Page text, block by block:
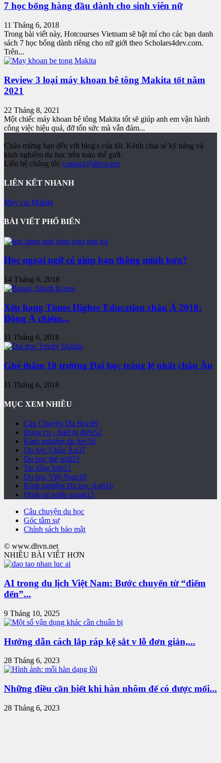
7 học bổng hàng đầu dành cho sinh viên nữ
11 Tháng 6, 2018
Trong bài viết này, Hotcourses Vietnam sẽ bật mí cho các bạn danh
sách 7 học bổng dành riêng cho nữ giới theo Scholars4dev.com.
Trên...
Review 3 loại máy khoan bê tông Makita tốt năm
2021
22 Tháng 8, 2021
Một chiếc máy khoan bê tông Makita tốt sẽ giúp anh em vận hành
công việc hiệu quả, đỡ tốn sức mà vẫn đảm...
Chào mừng bạn đến với blog's của tôi. Kênh chia sẻ kỹ năng và
kinh nghiệm du học trên toàn thế giới.
Liên hệ chúng tôi: contact@dhvn.net
LIÊN KẾT NHANH
May cat Makita
BÀI VIẾT PHỔ BIẾN
Học ngoại ngữ có giúp bạn thông minh hơn?
14 Tháng 6, 2018
Xếp hạng Times Higher Education châu Á 2018:
Đông Á chiếm...
11 Tháng 6, 2018
Ghé thăm 10 trường Đại học tráng lệ nhất châu Âu
11 Tháng 6, 2018
MỤC XEM NHIỀU
Câu Chuyện Du Học89
Dụng cụ - thiết bị điện52
Kinh nghiệm du học50
Du học Châu Âu37
Du học thế giới21
Tin tổng hợp21
Du học Việt Nam18
Kinh nghiệm Du học Anh16
Định cư nước ngoài15
Câu chuyện du học
Góc tâm sự
Chính sách bảo mật
© www.dhvn.net
NHIỀU BÀI VIẾT HƠN
AI trong du lịch Việt Nam: Bước chuyển từ “điểm
đến”...
9 Tháng 10, 2025
Hướng dẫn cách lắp ráp kệ sắt v lỗ đơn giản,...
28 Tháng 6, 2023
Những điều cần biết khi hàn nhôm để có được mối...
28 Tháng 6, 2023